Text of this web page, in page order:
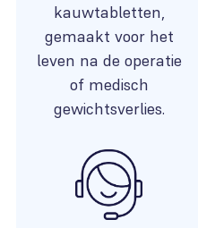
kauwtabletten,
gemaakt voor het
leven na de operatie
of medisch
gewichtsverlies.